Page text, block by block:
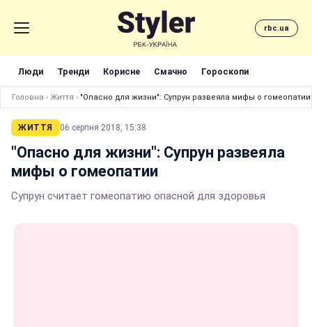
rbc.ua
Люди Тренди Корисне Смачно Гороскопи
Головна › Життя › "Опасно для жизни": Супрун развеяла мифы о гомеопатии
ЖИТТЯ 06 серпня 2018, 15:38
"Опасно для жизни": Супрун развеяла
мифы о гомеопатии
Супрун считает гомеопатию опасной для здоровья